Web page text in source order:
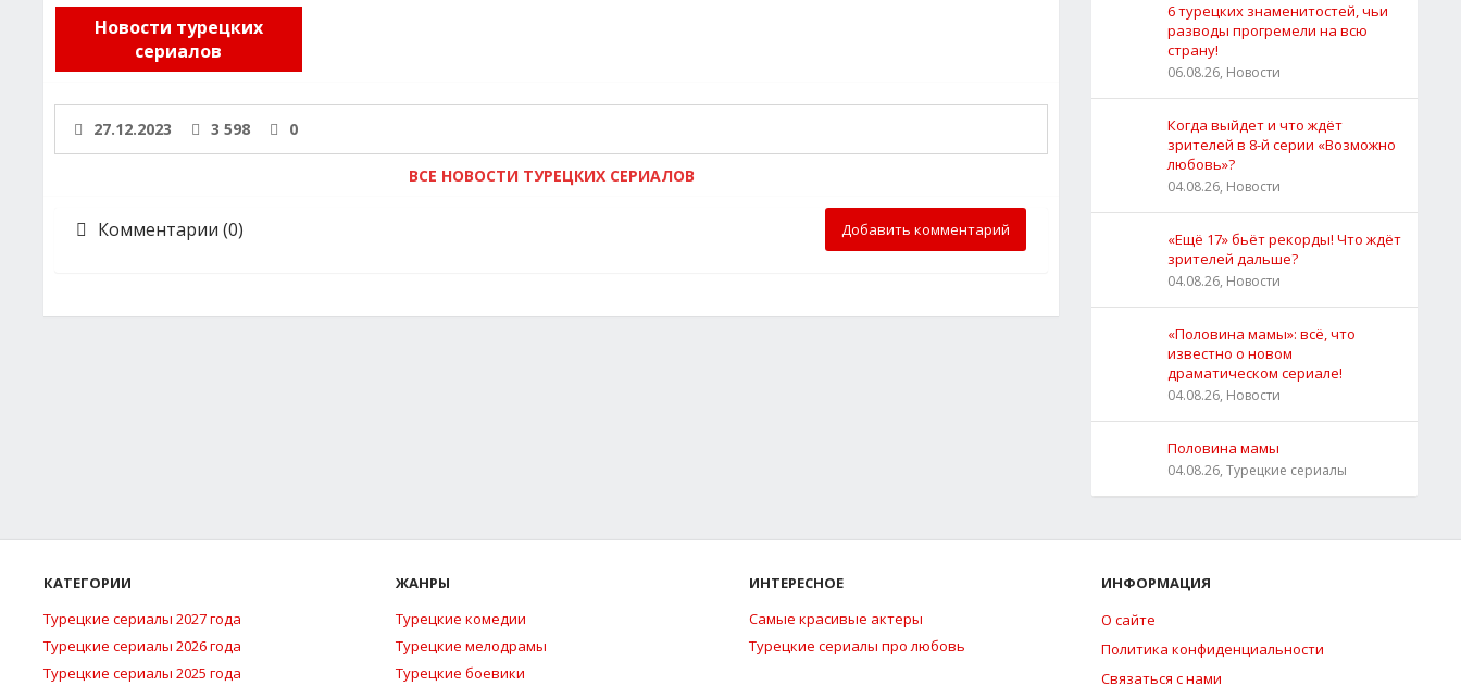
Новости турецких
сериалов
27.12.2023 3 598 0
ВСЕ НОВОСТИ ТУРЕЦКИХ СЕРИАЛОВ
Комментарии (0) Добавить комментарий
6 турецких знаменитостей, чьи
разводы прогремели на всю
страну!
06.08.26, Новости
Когда выйдет и что ждёт
зрителей в 8-й серии «Возможно
любовь»?
04.08.26, Новости
«Ещё 17» бьёт рекорды! Что ждёт
зрителей дальше?
04.08.26, Новости
«Половина мамы»: всё, что
известно о новом
драматическом сериале!
04.08.26, Новости
Половина мамы
04.08.26, Турецкие сериалы
КАТЕГОРИИ
Турецкие сериалы 2027 года
Турецкие сериалы 2026 года
Турецкие сериалы 2025 года
ЖАНРЫ
Турецкие комедии
Турецкие мелодрамы
Турецкие боевики
ИНТЕРЕСНОЕ
Самые красивые актеры
Турецкие сериалы про любовь
ИНФОРМАЦИЯ
О сайте
Политика конфиденциальности
Связаться с нами